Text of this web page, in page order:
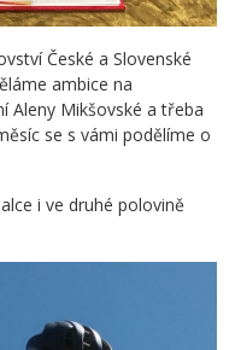
České a Slovenské
ambice na
Aleny Mikšovské a třeba
se s vámi podělíme o
i ve druhé polovině